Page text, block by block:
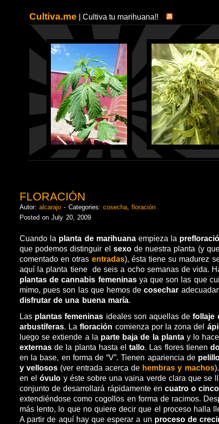
Cultiva.me | Cultiva tu marihuana!!
FLORACIÓN
Autor:alcarajo - Categories: cosecha,floración
Posted on July 20, 2009
Cuando la planta de marihuanaempieza la
que podemos distinguir el sexode nuestra planta (y
comentado en otras entradas), ésta tiene su madurez
aquí la planta tiene de seis a ocho semanas de vida.
plantas de cannabis femeninasya que son las que
mimo, pues son las que hemos decosechar
disfrutar de una buena maría.
Las plantas femeninas ideales son aquellas defollaje
arbustíferas. Lafloración comienza por la zona del
luego se extiende a la parte baja de la planta y lo
externas de la planta hasta eltallo. Las flores tienen
en la base, en forma de “V”. Tienen apariencia de
y vellosos (ver entrada acerca de hembras y machos
en elóvulo y éste sobre una vaina verde clara que se
conjunto de desarrollará rápidamente en cuatro o
extendiéndose como cogollos en forma de racimos.
más lento, lo que no quiere decir que el proceso halla
A partir de aquí hay que esperar a un proceso de